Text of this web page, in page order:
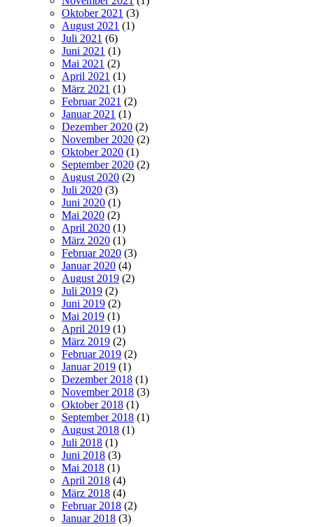
Oktober 2021 (3)
August 2021 (1)
Juli 2021 (6)
Juni 2021 (1)
Mai 2021 (2)
April 2021 (1)
März 2021 (1)
Februar 2021 (2)
Januar 2021 (1)
Dezember 2020 (2)
November 2020 (2)
Oktober 2020 (1)
September 2020 (2)
August 2020 (2)
Juli 2020 (3)
Juni 2020 (1)
Mai 2020 (2)
April 2020 (1)
März 2020 (1)
Februar 2020 (3)
Januar 2020 (4)
August 2019 (2)
Juli 2019 (2)
Juni 2019 (2)
Mai 2019 (1)
April 2019 (1)
März 2019 (2)
Februar 2019 (2)
Januar 2019 (1)
Dezember 2018 (1)
November 2018 (3)
Oktober 2018 (1)
September 2018 (1)
August 2018 (1)
Juli 2018 (1)
Juni 2018 (3)
Mai 2018 (1)
April 2018 (4)
März 2018 (4)
Februar 2018 (2)
Januar 2018 (3)